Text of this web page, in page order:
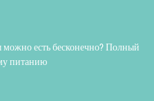
есть бесконечно? Полный
питанию